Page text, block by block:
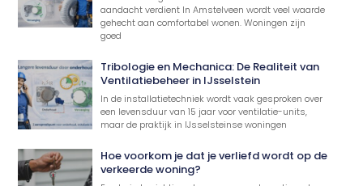
aandacht verdient In Amstelveen wordt veel waarde
gehecht aan comfortabel wonen. Woningen zijn
goed
Tribologie en Mechanica: De Realiteit van
Ventilatiebeheer in IJsselstein
In de installatietechniek wordt vaak gesproken over
een levensduur van 15 jaar voor ventilatie-units,
maar de praktijk in IJsselsteinse woningen
Hoe voorkom je dat je verliefd wordt op de
verkeerde woning?